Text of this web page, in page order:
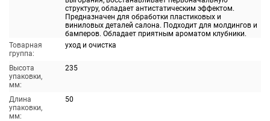
структуру, обладает антистатическим эффектом.
Предназначен для обработки пластиковых и
виниловых деталей салона. Подходит для молдингов и
бамперов. Обладает приятным ароматом клубники.
Товарная
группа:
уход и очистка
Высота
упаковки,
мм:
235
Длина
упаковки,
мм:
50